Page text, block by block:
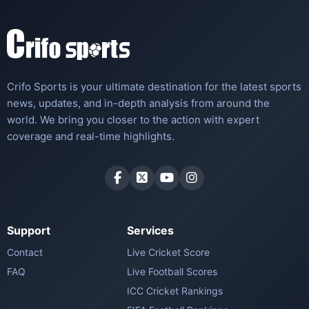
Crifo Sports is your ultimate destination for the latest sports
news, updates, and in-depth analysis from around the
world. We bring you closer to the action with expert
coverage and real-time highlights.
Support
Contact
FAQ
Services
Live Cricket Score
Live Football Scores
ICC Cricket Rankings